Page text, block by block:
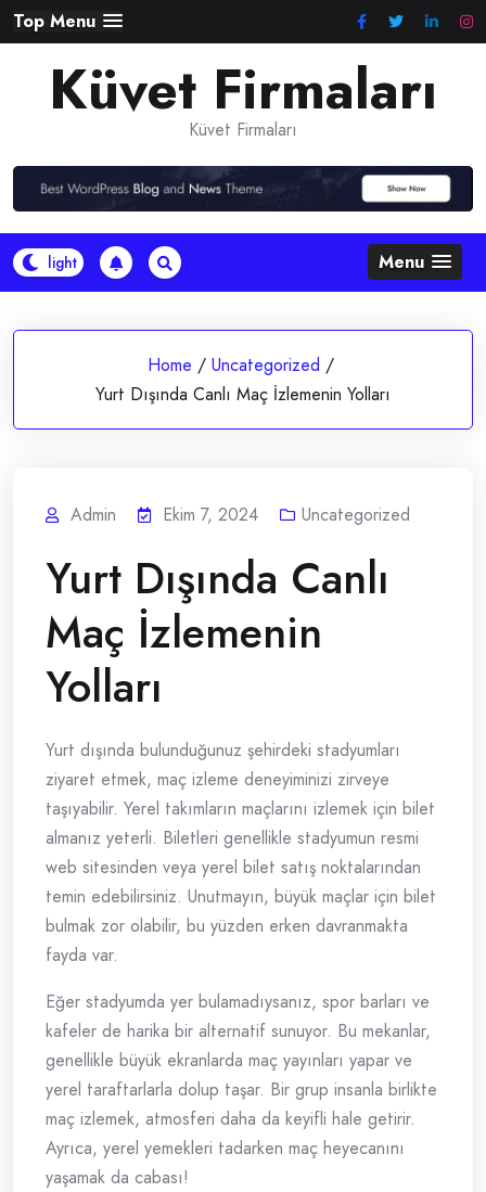
Skip
to
content
Top Menu
Küvet Firmaları
Küvet Firmaları
Menu
Home / Uncategorized /
Yurt Dışında Canlı Maç İzlemenin Yolları
Admin Ekim 7, 2024 Uncategorized
Yurt Dışında Canlı
Maç İzlemenin
Yolları
Yurt dışında bulunduğunuz şehirdeki stadyumları
ziyaret etmek, maç izleme deneyiminizi zirveye
taşıyabilir. Yerel takımların maçlarını izlemek için bilet
almanız yeterli. Biletleri genellikle stadyumun resmi
web sitesinden veya yerel bilet satış noktalarından
temin edebilirsiniz. Unutmayın, büyük maçlar için bilet
bulmak zor olabilir, bu yüzden erken davranmakta
fayda var.
Eğer stadyumda yer bulamadıysanız, spor barları ve
kafeler de harika bir alternatif sunuyor. Bu mekanlar,
genellikle büyük ekranlarda maç yayınları yapar ve
yerel taraftarlarla dolup taşar. Bir grup insanla birlikte
maç izlemek, atmosferi daha da keyifli hale getirir.
Ayrıca, yerel yemekleri tadarken maç heyecanını
yaşamak da cabası!